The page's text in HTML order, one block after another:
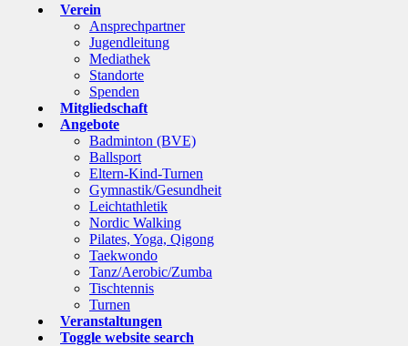
Verein
Ansprechpartner
Jugendleitung
Mediathek
Standorte
Spenden
Mitgliedschaft
Angebote
Badminton (BVE)
Ballsport
Eltern-Kind-Turnen
Gymnastik/Gesundheit
Leichtathletik
Nordic Walking
Pilates, Yoga, Qigong
Taekwondo
Tanz/Aerobic/Zumba
Tischtennis
Turnen
Veranstaltungen
Toggle website search